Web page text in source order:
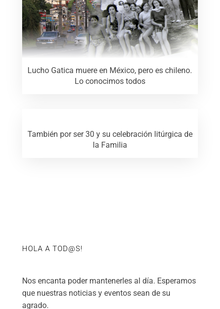
Lucho Gatica muere en México, pero es chileno.
Lo conocimos todos
También por ser 30 y su celebración litúrgica de
la Familia
HOLA A TOD@S!
Nos encanta poder mantenerles al día. Esperamos
que nuestras noticias y eventos sean de su
agrado.